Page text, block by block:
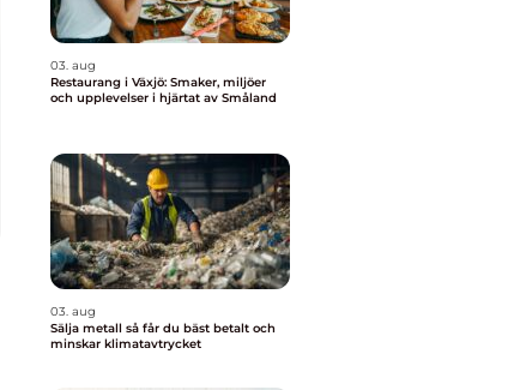
03. aug
Restaurang i Växjö: Smaker, miljöer
och upplevelser i hjärtat av Småland
03. aug
Sälja metall så får du bäst betalt och
minskar klimatavtrycket